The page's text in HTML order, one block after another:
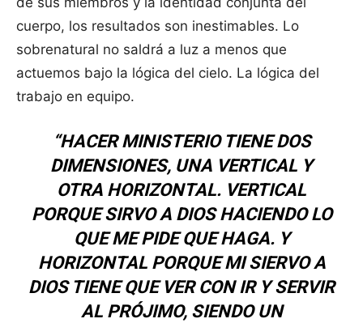
cuerpo, los resultados son inestimables. Lo
sobrenatural no saldrá a luz a menos que
actuemos bajo la lógica del cielo. La lógica del
trabajo en equipo.
“HACER MINISTERIO TIENE DOS
DIMENSIONES, UNA VERTICAL Y
OTRA HORIZONTAL. VERTICAL
PORQUE SIRVO A DIOS HACIENDO LO
QUE ME PIDE QUE HAGA. Y
HORIZONTAL PORQUE MI SIERVO A
DIOS TIENE QUE VER CON IR Y SERVIR
AL PRÓJIMO, SIENDO UN